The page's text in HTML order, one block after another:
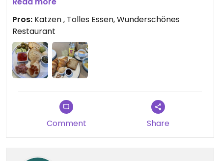
einfach glücklich. Bin großer Fan!
Updated from previous review on 2026-04-28
Pros: Katzen , Tolles Essen, Wunderschönes
Restaurant
Comment Share